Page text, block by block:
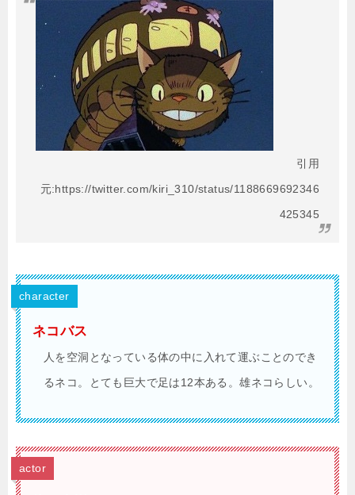
引用
元:https://twitter.com/kiri_310/status/1188669692346
425345
character
ネコバス
人を空洞となっている体の中に入れて運ぶことのでき
るネコ。とても巨大で足は12本ある。雄ネコらしい。
actor